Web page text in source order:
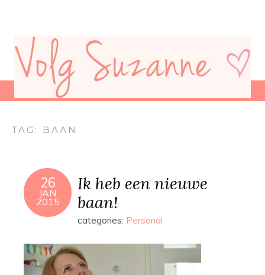
TAG: BAAN
26
JAN
2015
Ik heb een nieuwe
baan!
categories: Personal